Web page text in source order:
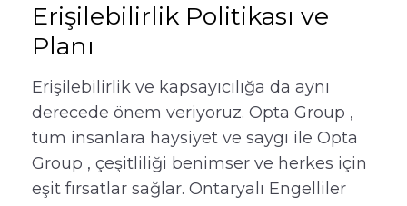
Erişilebilirlik Politikası ve
Planı
Erişilebilirlik ve kapsayıcılığa da aynı
derecede önem veriyoruz. Opta Group ,
tüm insanlara haysiyet ve saygı ile Opta
Group , çeşitliliği benimser ve herkes için
eşit fırsatlar sağlar. Ontaryalı Engelliler